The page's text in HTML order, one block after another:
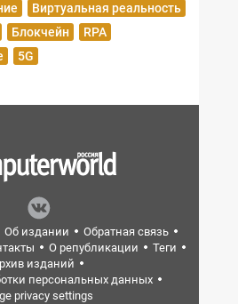
Виртуальная реальность
Блокчейн
RPA
5G
Об издании
Обратная связь
О републикации
Теги
изданий
персональных данных
privacy settings